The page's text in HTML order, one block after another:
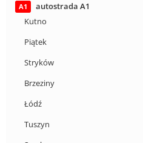
A1
autostrada A1
Kutno
Piątek
Stryków
Brzeziny
Łódź
Tuszyn